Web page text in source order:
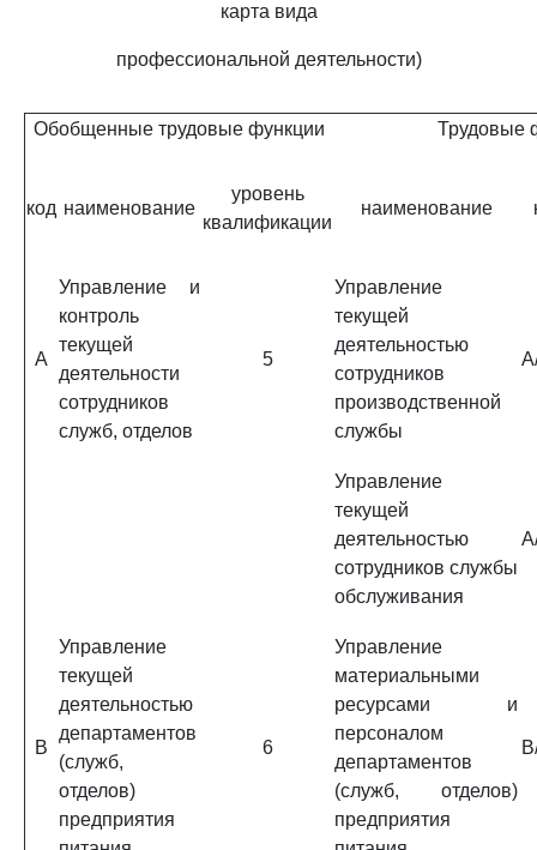
карта вида
профессиональной деятельности)
Обобщенные трудовые функции Трудовые
код наименование
уровень
квалификации
наименование
A
Управление и
контроль
текущей
деятельности
сотрудников
служб, отделов
5
Управление
текущей
деятельностью
сотрудников
производственной
службы
Управление
текущей
деятельностью
сотрудников службы
обслуживания
B
Управление
текущей
деятельностью
департаментов
(служб,
отделов)
предприятия
6
Управление
материальными
ресурсами и
персоналом
департаментов
(служб, отделов)
предприятия